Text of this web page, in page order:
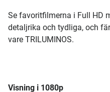
Se favoritfilmerna i Full HD
detaljrika och tydliga, och
vare TRILUMINOS.
Visning i 1080p